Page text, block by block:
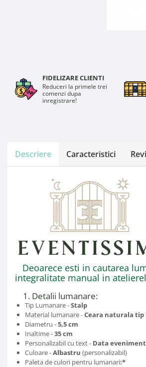
FIDELIZARE CLIENTI
Reduceri la primele trei
comenzi dupa
inregistrare!
Descriere Caracteristici
Deoarece esti in cautarea
integralitate manual in
1. Detalii lumanare:
Tip Lumanare -Stalp
Material lumanare -Ceara naturala tip
Diametru -5,5 cm
Inaltime -35 cm
Personalizabil cu text - Data
Culoare -Albastru (personalizabil)
Paleta de culori pentru lumanari:*